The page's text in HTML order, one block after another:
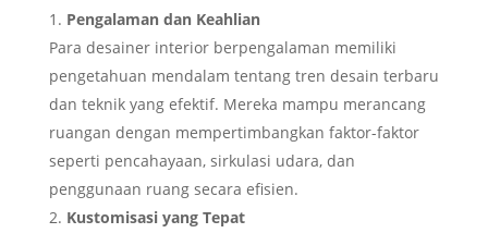
Pengalaman dan Keahlian
Para desainer interior berpengalaman memiliki
pengetahuan mendalam tentang tren desain terbaru
dan teknik yang efektif. Mereka mampu merancang
ruangan dengan mempertimbangkan faktor-faktor
seperti pencahayaan, sirkulasi udara, dan
penggunaan ruang secara efisien.
Kustomisasi yang Tepat